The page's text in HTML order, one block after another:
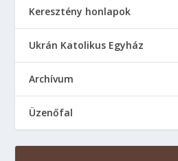
Keresztény honlapok
Ukrán Katolikus Egyház
Аrchívum
Üzenőfal